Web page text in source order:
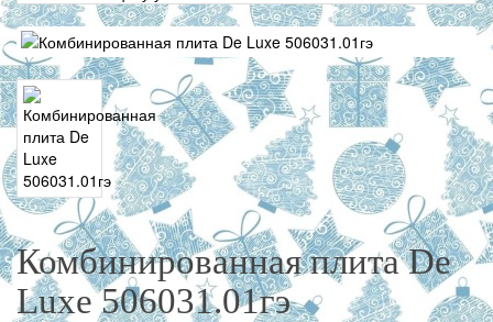
Комбинированная плита De
Luxe 506031.01гэ